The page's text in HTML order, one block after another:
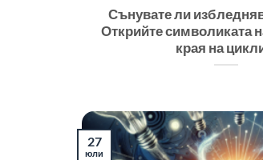
Сънувате ли
Открийте символиката
края на
27
юли